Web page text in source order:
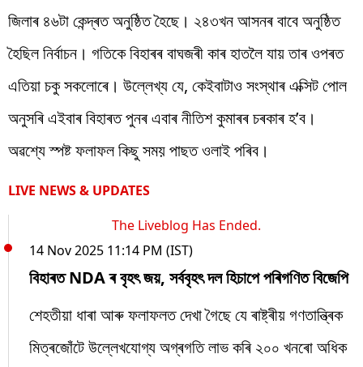
জিলাৰ ৪৬টা কেন্দ্ৰত অনুষ্ঠিত হৈছে। ২৪৩খন আসনৰ বাবে অনুষ্ঠিত
হৈছিল নিৰ্বাচন। গতিকে বিহাৰৰ বাঘজৰী কাৰ হাতলৈ যায় তাৰ ওপৰত
এতিয়া চকু সকলোৰে। উল্লেখ্য যে, কেইবাটাও সংস্থাৰ এক্সিট পোল
অনুসৰি এইবাৰ বিহাৰত পুনৰ এবাৰ নীতিশ কুমাৰৰ চৰকাৰ হ’ব।
অৱশ্যে স্পষ্ট ফলাফল কিছু সময় পাছত ওলাই পৰিব।
LIVE NEWS & UPDATES
The Liveblog Has Ended.
14 Nov 2025 11:14 PM (IST)
বিহাৰত NDA ৰ বৃহৎ জয়, সৰ্ববৃহৎ দল হিচাপে পৰিগণিত বিজেপি
শেহতীয়া ধাৰা আৰু ফলাফলত দেখা গৈছে যে ৰাষ্ট্ৰীয় গণতান্ত্ৰিক
মিত্ৰজোঁটে উল্লেখযোগ্য অগ্ৰগতি লাভ কৰি ২০০ খনৰো অধিক